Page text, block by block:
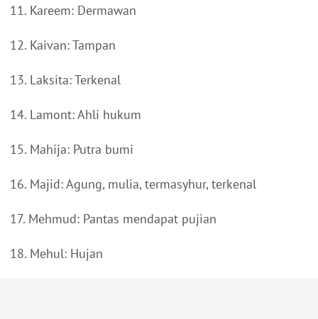
11. Kareem: Dermawan
12. Kaivan: Tampan
13. Laksita: Terkenal
14. Lamont: Ahli hukum
15. Mahija: Putra bumi
16. Majid: Agung, mulia, termasyhur, terkenal
17. Mehmud: Pantas mendapat pujian
18. Mehul: Hujan